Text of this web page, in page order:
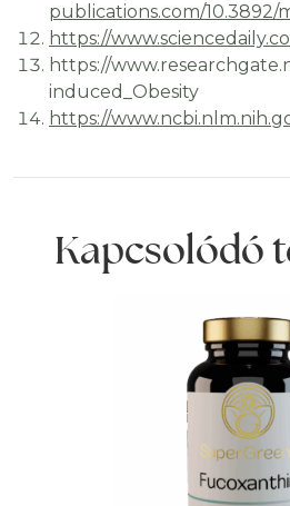
publications.com/10.3892/
https://
https://
induced_Obesity
https://
Kapcsolódó